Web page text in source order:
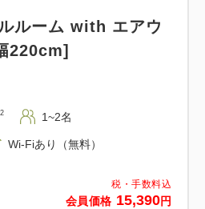
税・手数料込
会員価格 15,390円
ルーム with エアウ
220cm]
2 1~2名
Wi-Fiあり（無料）